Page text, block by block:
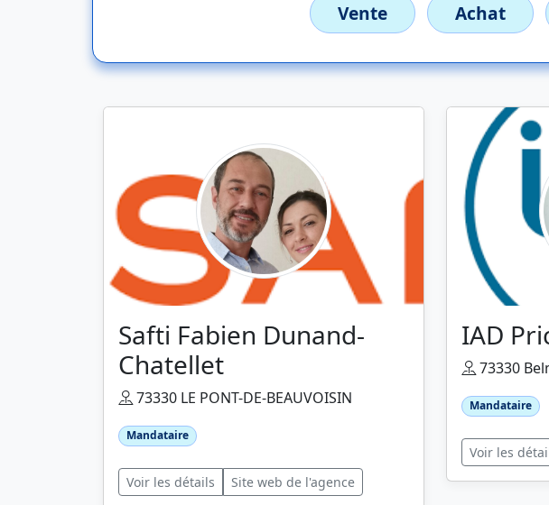
Vente
Achat
Safti Fabien Dunand-
Chatellet
73330 LE PONT-DE-BEAUVOISIN
Mandataire
Voir les détails Site web de l'agence
IAD
73330
Mandataire
Voir les